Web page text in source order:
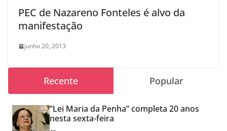
PEC de Nazareno Fonteles é alvo da
manifestação
junho 20, 2013
Recente Popular
“Lei Maria da Penha” completa 20 anos
nesta sexta-feira